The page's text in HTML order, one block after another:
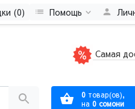
(0) Помощь
Самая
0 товар(ов),
на 0 сомони